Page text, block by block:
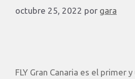
octubre 25, 2022 por gara
FLY Gran Canaria es el primer